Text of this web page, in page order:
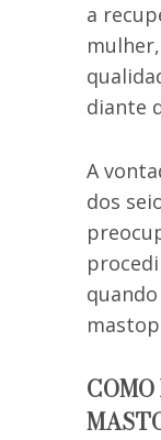
a
diante
A
dos